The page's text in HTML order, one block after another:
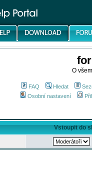
O
FAQ Hledat
Osobní nastavení
Vstoupit do